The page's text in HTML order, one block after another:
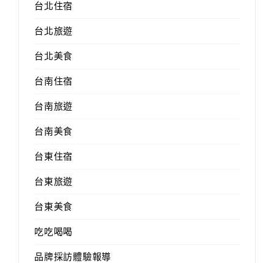
台北住宿
台北旅遊
台北美食
台南住宿
台南旅遊
台南美食
台東住宿
台東旅遊
台東美食
吃吃喝喝
品牌採訪體驗報導